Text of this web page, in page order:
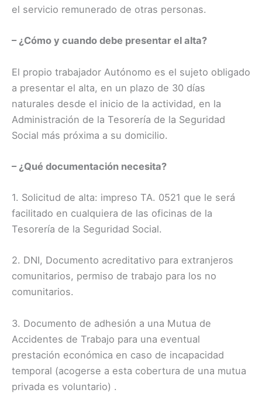
el servicio remunerado de otras personas.
– ¿Cómo y cuando debe presentar el alta?
El propio trabajador Autónomo es el sujeto obligado
a presentar el alta, en un plazo de 30 días
naturales desde el inicio de la actividad, en la
Administración de la Tesorería de la Seguridad
Social más próxima a su domicilio.
– ¿Qué documentación necesita?
1. Solicitud de alta: impreso TA. 0521 que le será
facilitado en cualquiera de las oficinas de la
Tesorería de la Seguridad Social.
2. DNI, Documento acreditativo para extranjeros
comunitarios, permiso de trabajo para los no
comunitarios.
3. Documento de adhesión a una Mutua de
Accidentes de Trabajo para una eventual
prestación económica en caso de incapacidad
temporal (acogerse a esta cobertura de una mutua
privada es voluntario) .